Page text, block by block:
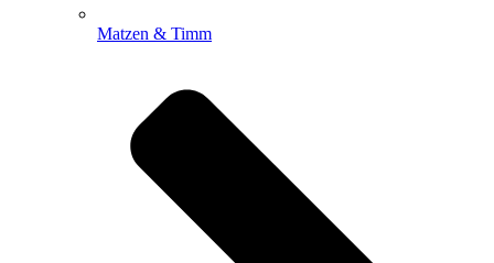
Matzen & Timm